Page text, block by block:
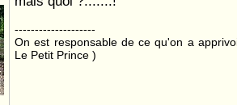
--------------------
On est responsable de ce qu'on a
Le Petit Prince )